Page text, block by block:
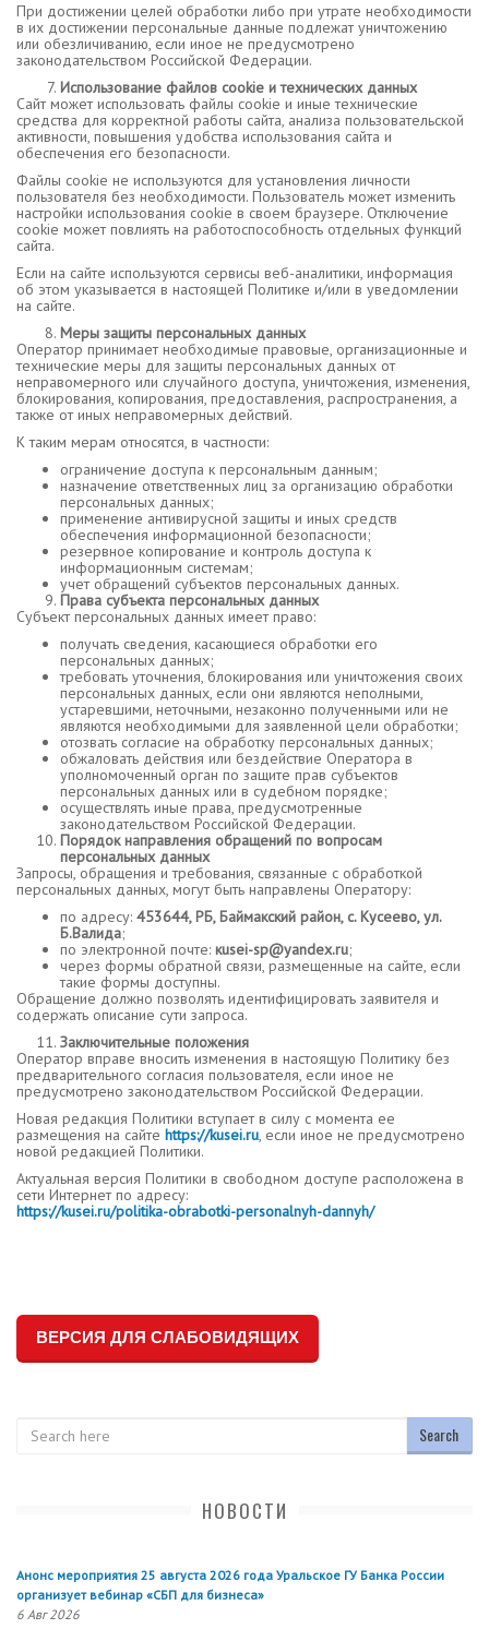
При достижении целей обработки либо при утрате необходимости
в их достижении персональные данные подлежат уничтожению
или обезличиванию, если иное не предусмотрено
законодательством Российской Федерации.
Использование файлов cookie и технических данных
Сайт может использовать файлы cookie и иные технические
средства для корректной работы сайта, анализа пользовательской
активности, повышения удобства использования сайта и
обеспечения его безопасности.
Файлы cookie не используются для установления личности
пользователя без необходимости. Пользователь может изменить
настройки использования cookie в своем браузере. Отключение
cookie может повлиять на работоспособность отдельных функций
сайта.
Если на сайте используются сервисы веб-аналитики, информация
об этом указывается в настоящей Политике и/или в уведомлении
на сайте.
Меры защиты персональных данных
Оператор принимает необходимые правовые, организационные и
технические меры для защиты персональных данных от
неправомерного или случайного доступа, уничтожения, изменения,
блокирования, копирования, предоставления, распространения, а
также от иных неправомерных действий.
К таким мерам относятся, в частности:
ограничение доступа к персональным данным;
назначение ответственных лиц за организацию обработки
персональных данных;
применение антивирусной защиты и иных средств
обеспечения информационной безопасности;
резервное копирование и контроль доступа к
информационным системам;
учет обращений субъектов персональных данных.
Права субъекта персональных данных
Субъект персональных данных имеет право:
получать сведения, касающиеся обработки его
персональных данных;
требовать уточнения, блокирования или уничтожения своих
персональных данных, если они являются неполными,
устаревшими, неточными, незаконно полученными или не
являются необходимыми для заявленной цели обработки;
отозвать согласие на обработку персональных данных;
обжаловать действия или бездействие Оператора в
уполномоченный орган по защите прав субъектов
персональных данных или в судебном порядке;
осуществлять иные права, предусмотренные
законодательством Российской Федерации.
Порядок направления обращений по вопросам
персональных данных
Запросы, обращения и требования, связанные с обработкой
персональных данных, могут быть направлены Оператору:
по адресу: 453644, РБ, Баймакский район, с. Кусеево, ул.
Б.Валида;
по электронной почте: кusei-sp@yandex.ru;
через формы обратной связи, размещенные на сайте, если
такие формы доступны.
Обращение должно позволять идентифицировать заявителя и
содержать описание сути запроса.
Заключительные положения
Оператор вправе вносить изменения в настоящую Политику без
предварительного согласия пользователя, если иное не
предусмотрено законодательством Российской Федерации.
Новая редакция Политики вступает в силу с момента ее
размещения на сайте https://kusei.ru, если иное не предусмотрено
новой редакцией Политики.
Актуальная версия Политики в свободном доступе расположена в
сети Интернет по адресу:
https://kusei.ru/politika-obrabotki-personalnyh-dannyh/
ВЕРСИЯ ДЛЯ СЛАБОВИДЯЩИХ
НОВОСТИ
Анонс мероприятия 25 августа 2026 года Уральское ГУ Банка России
организует вебинар «СБП для бизнеса»
6 Авг 2026